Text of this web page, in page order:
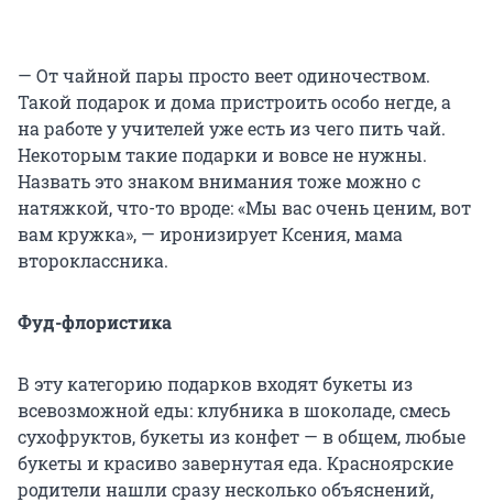
— От чайной пары просто веет одиночеством.
Такой подарок и дома пристроить особо негде, а
на работе у учителей уже есть из чего пить чай.
Некоторым такие подарки и вовсе не нужны.
Назвать это знаком внимания тоже можно с
натяжкой, что-то вроде: «Мы вас очень ценим, вот
вам кружка», — иронизирует Ксения, мама
второклассника.
Фуд-флористика
В эту категорию подарков входят букеты из
всевозможной еды: клубника в шоколаде, смесь
сухофруктов, букеты из конфет — в общем, любые
букеты и красиво завернутая еда. Красноярские
родители нашли сразу несколько объяснений,